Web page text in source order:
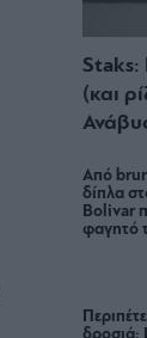
Staks:
(και
Από
δίπλα
Bolivar
φαγητό